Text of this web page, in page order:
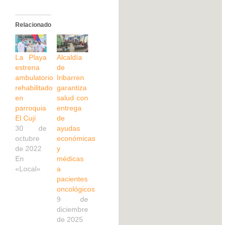
Relacionado
La Playa
estrena
ambulatorio
rehabilitado
en
parroquia
El Cují
30 de
octubre
de 2022
En
«Local»
Alcaldía
de
Iribarren
garantiza
salud con
entrega
de
ayudas
económicas
y
médicas
a
pacientes
oncológicos
9 de
diciembre
de 2025